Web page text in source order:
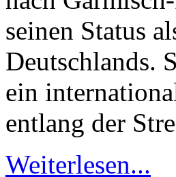
seinen Status
Deutschlands.
ein
entlang der
Weiterlesen...